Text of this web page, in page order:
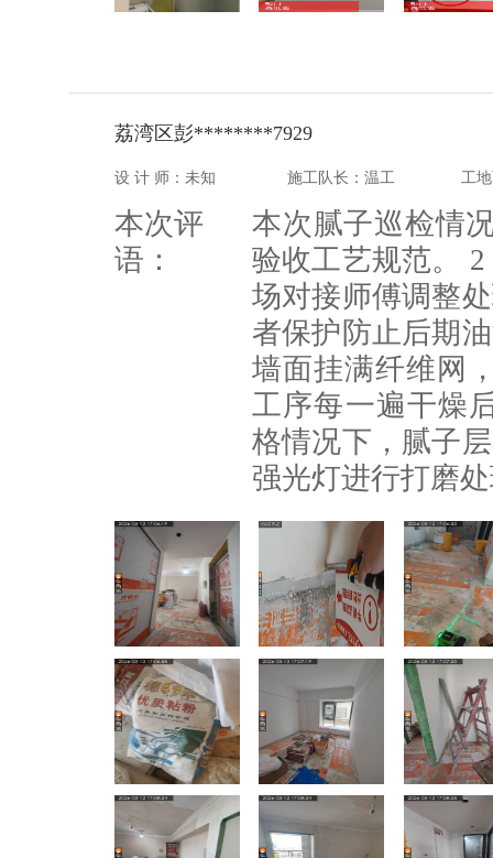
荔湾区彭********7929
设 计 师：未知 施工队长：温工 工
本次评
语：
本次腻子巡检情
验收工艺规范。
场对接师傅调整
者保护防止后期
墙面挂满纤维网
工序每一遍干燥
格情况下，腻子
强光灯进行打磨